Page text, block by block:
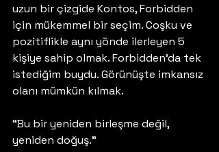
uzun bir çizgide Kontos, Forbidden
için mükemmel bir seçim. Coşku ve
pozitiflikle aynı yönde ilerleyen 5
kişiye sahip olmak. Forbidden’da tek
istediğim buydu. Görünüşte imkansız
olanı mümkün kılmak.
“Bu bir yeniden birleşme değil,
yeniden doğuş.”